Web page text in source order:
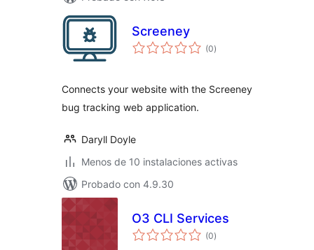
Screeney
(0total
de
)
Connects your website with the Screeney
bug tracking web application.
Daryll Doyle
Menos de 10 instalaciones activas
Probado con 4.9.30
O3 CLI Services
(0total
de
)